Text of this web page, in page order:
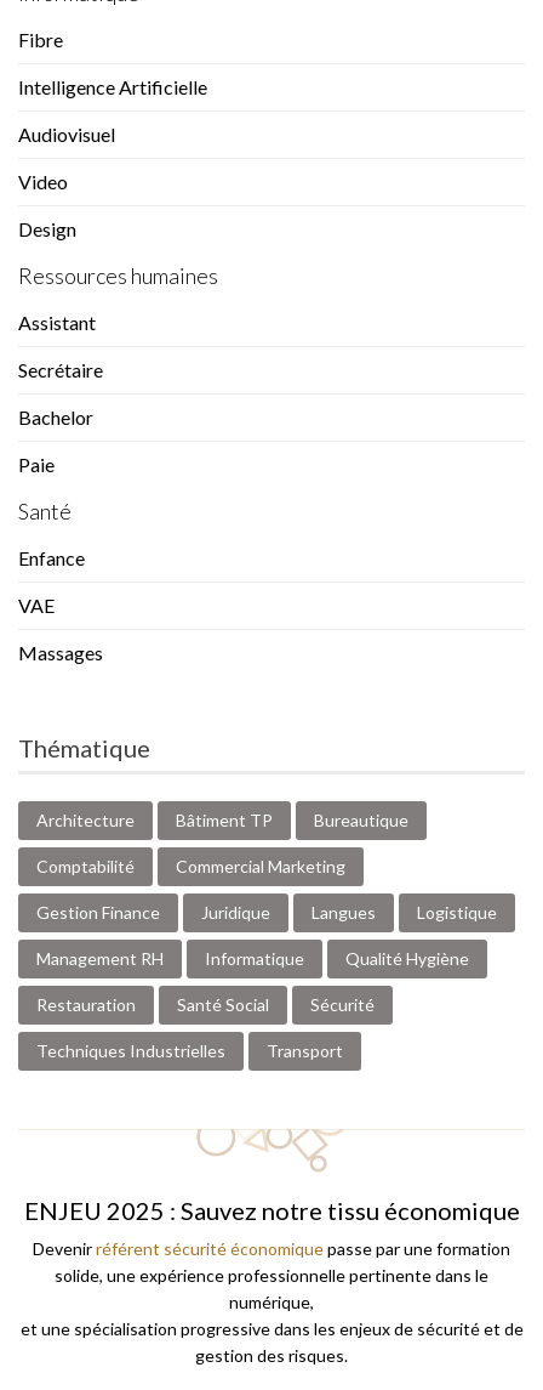
Fibre
Intelligence Artificielle
Audiovisuel
Video
Design
Ressources humaines
Assistant
Secrétaire
Bachelor
Paie
Santé
Enfance
VAE
Massages
Thématique
Architecture Bâtiment TP Bureautique
Comptabilité Commercial Marketing
Gestion Finance Juridique Langues Logistique
Management RH Informatique Qualité Hygiène
Restauration Santé Social Sécurité
Techniques Industrielles Transport
ENJEU 2025 : Sauvez notre tissu économique
Devenirréférent sécurité économiquepasse par une formation
solide, une expérience professionnelle pertinente dans le
numérique,
et une spécialisation progressive dans les enjeux de sécurité et de
gestion des risques.